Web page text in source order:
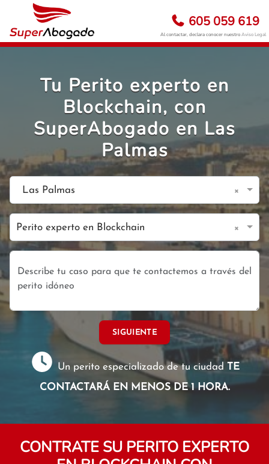
605 059 619
Al contactar, declara conocer nuestroAviso Legal
Tu Perito experto en
Blockchain, con
SuperAbogado en Las
Palmas
Las Palmas ×
Perito experto en Blockchain ×
SIGUIENTE
Un perito especializado de tu ciudad TE
CONTACTARÁ EN MENOS DE 1 HORA.
CONTRATE SU PERITO EXPERTO